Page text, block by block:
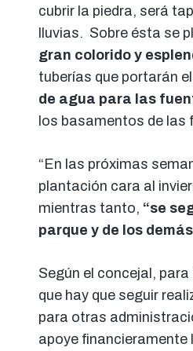
cubrir la piedra, será
lluvias. Sobre ésta se
gran colorido y
tuberías que portarán
de agua para las
los basamentos de las
“En las próximas
plantación cara al
mientras tanto, “se
parque y de los
Según el concejal,
que hay que seguir
para otras
apoye financieramente